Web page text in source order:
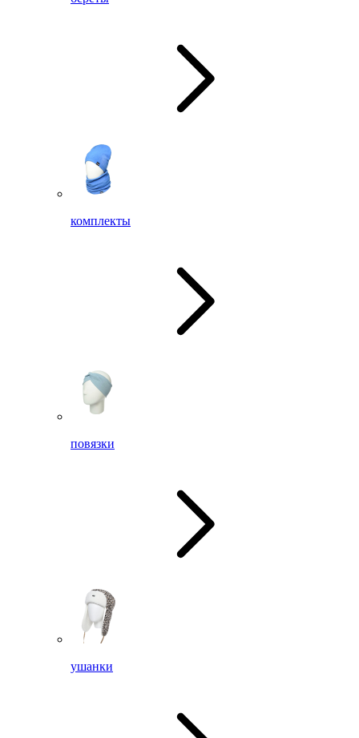
комплекты
повязки
ушанки